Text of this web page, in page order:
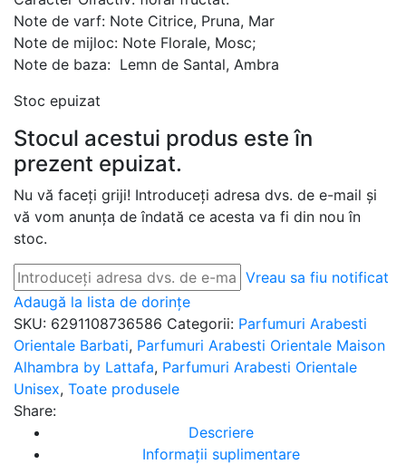
Note de varf: Note Citrice, Pruna, Mar
Note de mijloc: Note Florale, Mosc;
Note de baza: Lemn de Santal, Ambra
Stoc epuizat
Stocul acestui produs este în
prezent epuizat.
Nu vă faceți griji! Introduceți adresa dvs. de e-mail și
vă vom anunța de îndată ce acesta va fi din nou în
stoc.
Vreau sa fiu notificat
Adaugă la lista de dorințe
SKU: 6291108736586 Categorii: Parfumuri Arabesti
Orientale Barbati, Parfumuri Arabesti Orientale Maison
Alhambra by Lattafa, Parfumuri Arabesti Orientale
Unisex, Toate produsele
Share:
Descriere
Informații suplimentare